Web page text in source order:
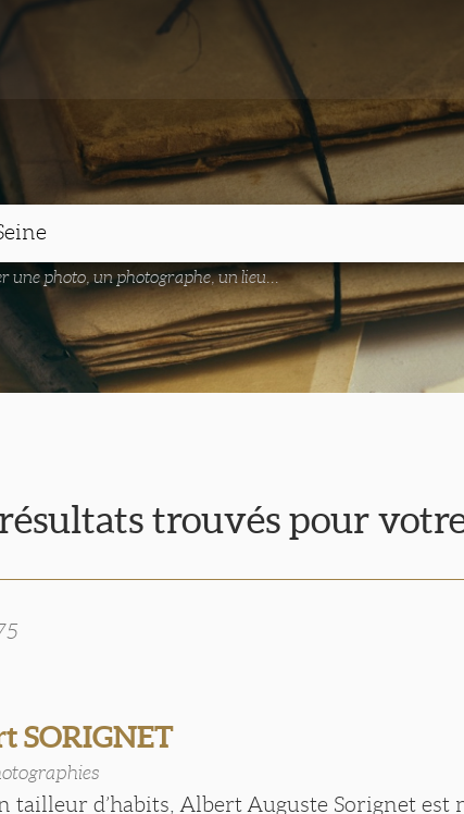
une photo, un photographe, un lieu...
trouvés pour
SORIGNET
tailleur d’habits, Albert Auguste Sorignet est